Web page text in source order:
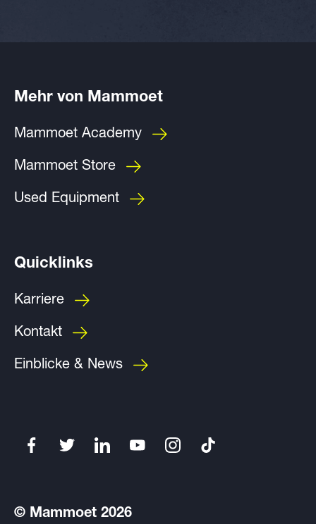
Mehr von Mammoet
Mammoet Academy
Mammoet Store
Used Equipment
Quicklinks
Karriere
Kontakt
Einblicke & News
© Mammoet 2026